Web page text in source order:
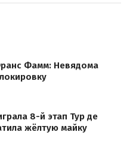
Фамм: Невядома
8-й этап Тур де
жёлтую майку